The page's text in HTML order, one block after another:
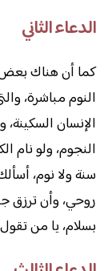
الدعاء الثاني
كما أن هناك بعض
النوم مباشرة،
الإنسان
النجوم، ولو نام
سنة ولا نوم،
روحي، وأن ترزق
بسلام، يا من